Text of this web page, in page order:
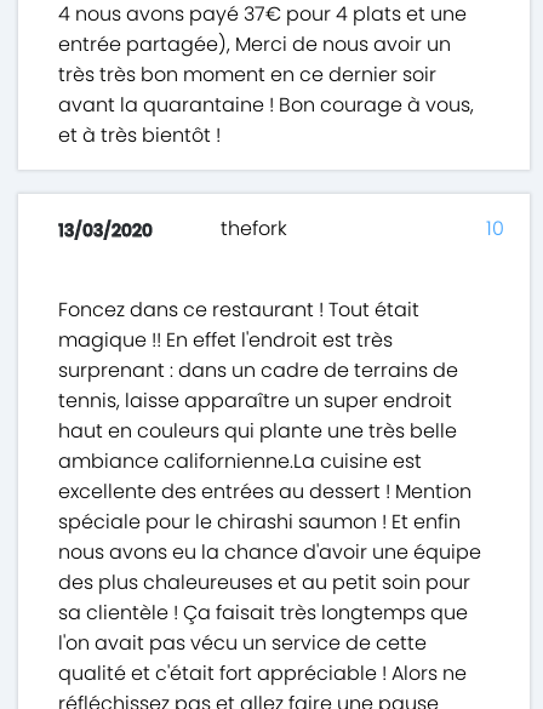
4 nous avons payé 37€ pour 4 plats et une
entrée partagée), Merci de nous avoir un
très très bon moment en ce dernier soir
avant la quarantaine ! Bon courage à vous,
et à très bientôt !
13/03/2020 thefork
Foncez dans ce restaurant ! Tout était
magique !! En effet l'endroit est très
surprenant : dans un cadre de terrains de
tennis, laisse apparaître un super endroit
haut en couleurs qui plante une très belle
ambiance californienne.La cuisine est
excellente des entrées au dessert ! Mention
spéciale pour le chirashi saumon ! Et enfin
nous avons eu la chance d'avoir une équipe
des plus chaleureuses et au petit soin pour
sa clientèle ! Ça faisait très longtemps que
l'on avait pas vécu un service de cette
qualité et c'était fort appréciable ! Alors ne
10